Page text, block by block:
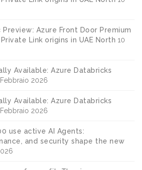
Azure Front Door Premium
Link origins in UAE North 10
Available: Azure Databricks
2026
Available: Azure Databricks
2026
use active AI Agents:
and security shape the new